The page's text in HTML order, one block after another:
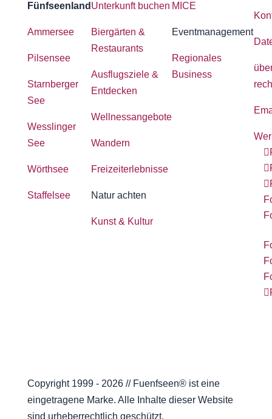
Fünfseenland
Ammersee
Pilsensee
Starnberger
See
Wesslinger
See
Wörthsee
Staffelsee
Unterkunft buchen
Biergärten &
Restaurants
Ausflugsziele &
Entdecken
Wellnessangebote
Wandern
Freizeiterlebnisse
Natur achten
Kunst & Kultur
MICE
Eventmanagement
Regionales
Business
Copyright 1999 - 2026 // Fuenfseen® ist eine
eingetragene Marke. Alle Inhalte dieser Website
sind urheberrechtlich geschützt.